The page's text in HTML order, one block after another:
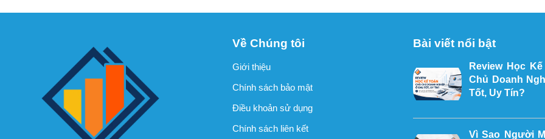
Về Chúng tôi
Giới thiệu
Chính sách bảo mật
Điều khoản sử dụng
Chính sách liên kết
Bài viết nổi bật
Review Học
Chủ Doanh
Tốt, Uy Tín?
Vì Sao Người